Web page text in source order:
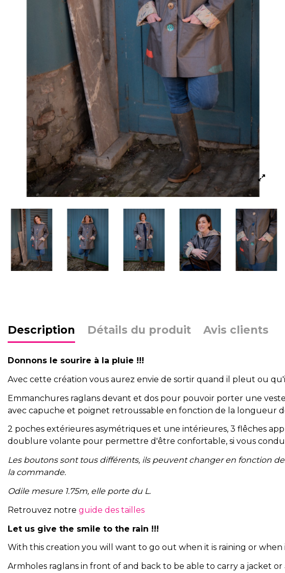
Description Détails du produit Avis clients
Donnons le sourire à la pluie !!!
Avec cette création vous aurez envie de sortir quand il pleut ou
Emmanchures raglans devant et dos pour pouvoir porter une
avec capuche et poignet retroussable en fonction de la longueur
2 poches extérieures asymétriques et une intérieures, 3 flêches
doublure volante pour permettre d'être confortable, si vous
Les boutons sont tous différents, ils peuvent changer en fonction
la commande.
Odile mesure 1.75m, elle porte du L.
Retrouvez notre guide des tailles
Let us give the smile to the rain !!!
With this creation you will want to go out when it is raining or
Armholes raglans in front of and back to be able to carry a jacket